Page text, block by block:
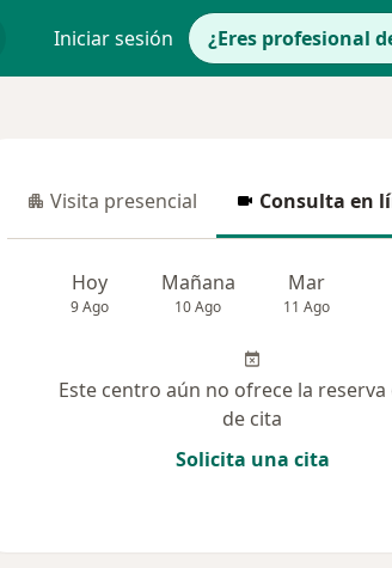
Iniciar sesión ¿Eres profesional
Visita presencial
Visita presencial Consulta en
Consulta en
Hoy
9 Ago
Mañana
10 Ago
Mar
11 Ago
Este centro aún no ofrece la
de cita
Solicita una cita